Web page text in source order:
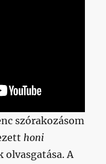
szórakozásom
honi
A